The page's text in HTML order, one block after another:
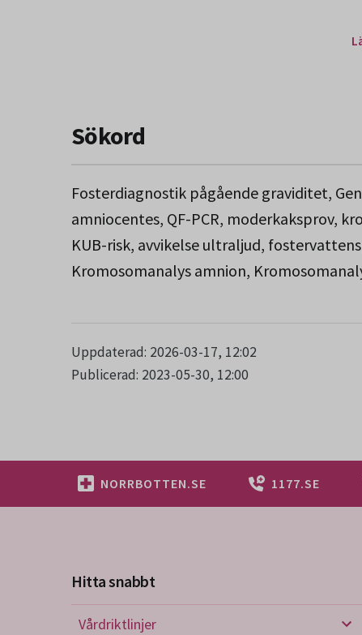
Sökord
Fosterdiagnostik pågående graviditet,
amniocentes, QF-PCR, moderkaksprov,
KUB-risk, avvikelse ultraljud,
Kromosomanalys amnion,
Uppdaterad: 2026-03-17, 12:02
Publicerad: 2023-05-30, 12:00
NORRBOTTEN.SE 1177.SE
Hitta snabbt
Vårdriktlinjer